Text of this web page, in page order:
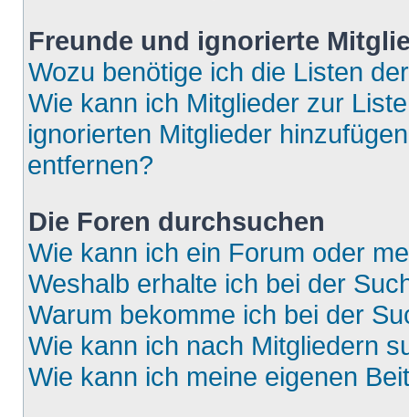
Freunde und ignorierte
Wozu benötige ich die Listen
Wie kann ich Mitglieder zur
ignorierten Mitglieder
entfernen?
Die Foren durchsuchen
Wie kann ich ein Forum oder
Weshalb erhalte ich bei der
Warum bekomme ich bei der
Wie kann ich nach Mitgliedern
Wie kann ich meine eigenen